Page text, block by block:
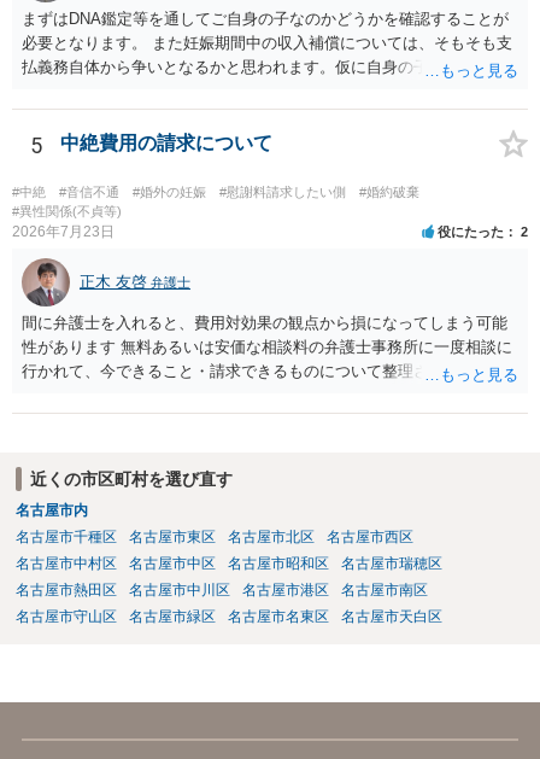
まずはDNA鑑定等を通してご自身の子なのかどうかを確認することが
必要となります。 また妊娠期間中の収入補償については、そもそも支
払義務自体から争いとなるかと思われます。仮に自身の子であったと
相手に弁護士がついているということであれば、依頼をするかしない
かは別として一度ご自身も個別に弁護士に相談をされたほうが良いで
5 中絶費用の請求について
#中絶 #音信不通 #婚外の妊娠 #慰謝料請求したい側
#婚約破棄
#異性関係(不貞等)
2026年7月23日 役にたった 2
正木 友啓 弁護士
間に弁護士を入れると、費用対効果の観点から損になってしまう可能
性があります 無料あるいは安価な相談料の弁護士事務所に一度相談に
行かれて、今できること・請求できるものについて整理されるのがよ
近くの市区町村を選び直す
名古屋市内
名古屋市千種区
名古屋市東区 名古屋市北区
名古屋市西区
名古屋市中村区
名古屋市中区 名古屋市昭和区
名古屋市瑞穂区
名古屋市熱田区
名古屋市中川区 名古屋市港区
名古屋市南区
名古屋市守山区
名古屋市緑区 名古屋市名東区 名古屋市天白区